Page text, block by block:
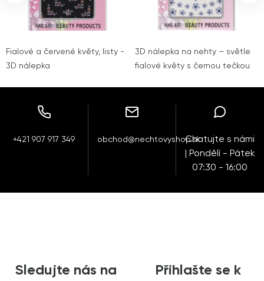
Fialové a červené květy, listy -
3D nálepka
3D nálepka na nehty – světle
fialové květy s černou tečkou
+421 907 917 349 obchod@nechtovyshop.skChatujte s námi
| Pondělí - Pátek
07:30 - 16:00
Sledujte nás na
Přihlašte se k